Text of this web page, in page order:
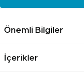
Önemli Bilgiler
İçerikler